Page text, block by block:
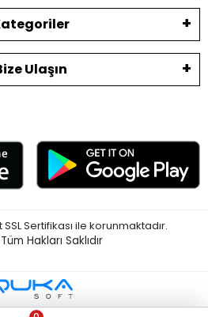
Ulaşın
Sertifikası ile korunmaktadır.
Tüm Hakları Saklıdır